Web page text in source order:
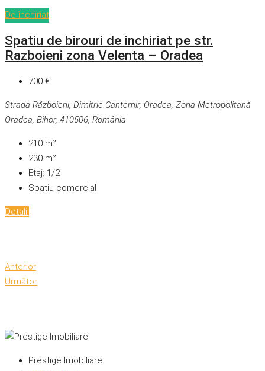
De închiriat
Spatiu de birouri de inchiriat pe str.
Razboieni zona Velenta – Oradea
700 €
Strada Războieni, Dimitrie Cantemir, Oradea, Zona Metropolitană
Oradea, Bihor, 410506, România
210 m²
230 m²
Etaj: 1/2
Spatiu comercial
Detalii
Anterior
Următor
Prestige Imobiliare